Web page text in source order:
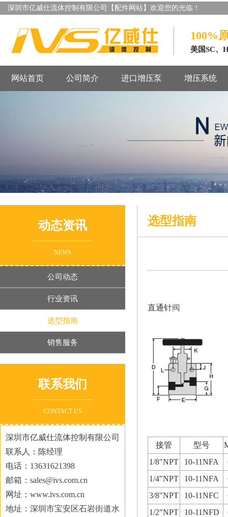
深圳市亿威仕流体控制有限公司【配件网站】欢迎您的光临！
100%
美国SC、
网站首页 公司简介 进口增压泵 增压系统
动态资讯
NEWS
公司动态
行业资讯
选型指南
销售服务
联系我们
CONTACT US
深圳市亿威仕流体控制有限公司
联系人：陈经理
电话：13631621398
邮箱：sales@ivs.com.cn
网址：www.ivs.com.cn
地址：深圳市宝安区石岩街道水
选型指南
直通针阀
接管 型号
1/8"NPT
10-11NFA
1/4"NPT
10-11NFA
3/8"NPT
10-11NFC
1/2"NPT
10-11NFD